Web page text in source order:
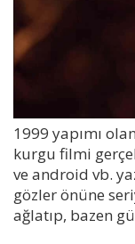
1999 yapımı
kurgu filmi
ve android vb.
gözler önüne
ağlatıp, bazen